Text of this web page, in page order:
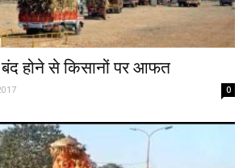
बंद होने से किसानों पर आफत
0